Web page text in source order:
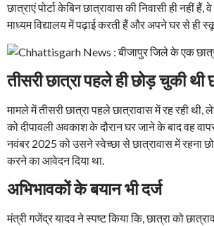
छात्राएं पोर्टा केबिन छात्रावास की निवासी ही नहीं हैं,
माध्यम विद्यालय में पढ़ाई करती हैं और अपने घर से ही
तीसरी छात्रा पहले ही छोड़ चुकी थी
मामले में तीसरी छात्रा पहले छात्रावास में रह रही
को दीपावली अवकाश के दौरान घर जाने के बाद वह
नवंबर 2025 को उसने स्वेच्छा से छात्रावास में रहना
करने का आवेदन दिया था.
अभिभावकों के बयान भी दर्ज
मंत्री गजेंद्र यादव ने स्पष्ट किया कि, छात्रा को